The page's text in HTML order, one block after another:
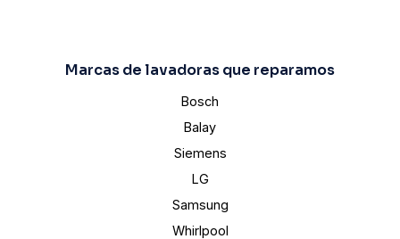
Marcas de lavadoras que reparamos
Bosch
Balay
Siemens
LG
Samsung
Whirlpool